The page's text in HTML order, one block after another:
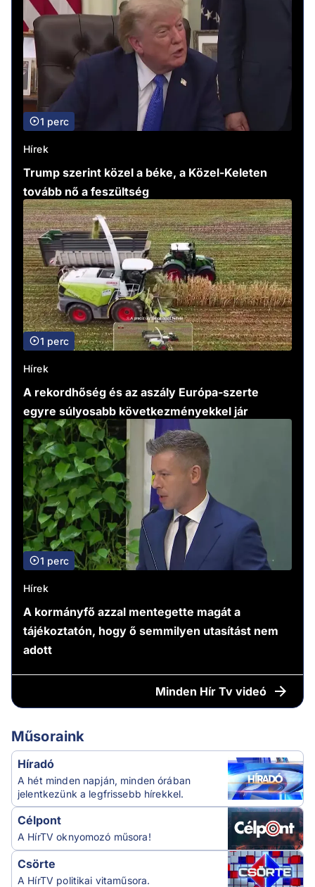
1 perc
Hírek
Trump szerint közel a béke, a Közel-Keleten
tovább nő a feszültség
1 perc
Hírek
A rekordhőség és az aszály Európa-szerte
egyre súlyosabb következményekkel jár
1 perc
Hírek
A kormányfő azzal mentegette magát a
tájékoztatón, hogy ő semmilyen utasítást nem
adott
Minden Hír Tv videó
Műsoraink
Híradó
A hét minden napján, minden órában
jelentkezünk a legfrissebb hírekkel.
Célpont
A HírTV oknyomozó műsora!
Csörte
A HírTV politikai vitaműsora.